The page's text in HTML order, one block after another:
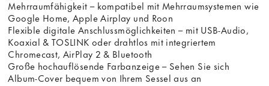
Mehrraumfähigkeit – kompatibel mit Mehrraumsystemen wie
Google Home, Apple Airplay und Roon
Flexible digitale Anschlussmöglichkeiten – mit USB-Audio,
Koaxial & TOSLINK oder drahtlos mit integriertem
Chromecast, AirPlay 2 & Bluetooth
Große hochauflösende Farbanzeige – Sehen Sie sich
Album-Cover bequem von Ihrem Sessel aus an